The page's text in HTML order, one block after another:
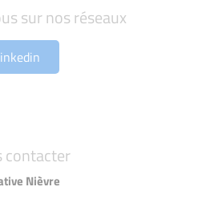
contacter
Nièvre
sur nos réseaux